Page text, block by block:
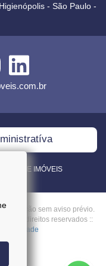
- São Paulo -
DE IMÓVEIS
alteração sem aviso prévio.
os direitos reservados ::